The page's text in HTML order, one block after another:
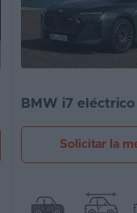
BMW i7 eléctrico
Solicitar la